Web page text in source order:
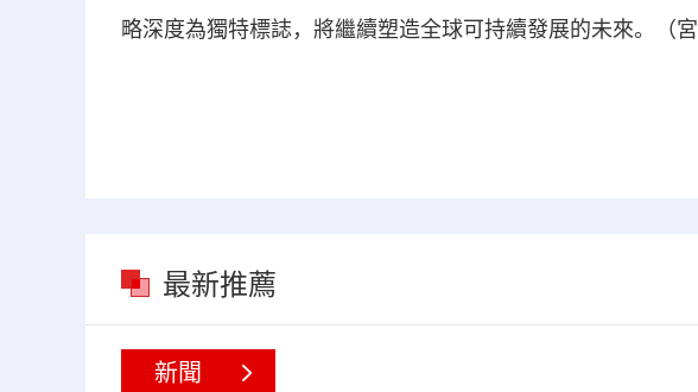
略深度為獨特標誌，將繼續塑造全球可持續發展的未來。（宮
最新推薦
新聞